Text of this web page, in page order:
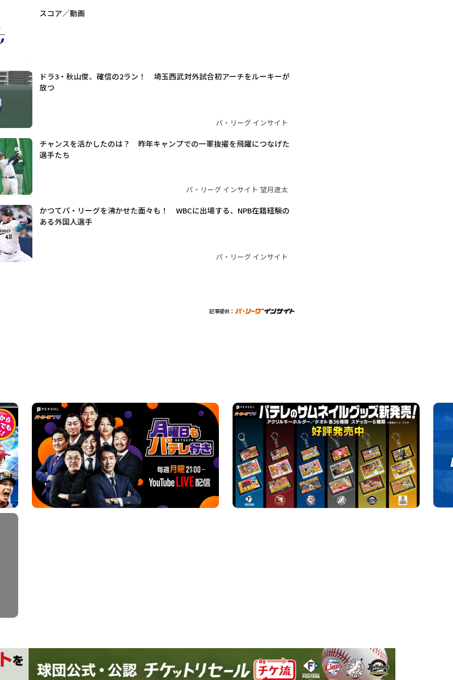
スコア／動画
ドラ3・秋山俊、確信の2ラン！ 埼玉西武対外試合初アーチをルーキーが
放つ
パ・リーグ インサイト
チャンスを活かしたのは？ 昨年キャンプでの一軍抜擢を飛躍につなげた
選手たち
パ・リーグ インサイト 望月遼太
かつてパ・リーグを沸かせた面々も！ WBCに出場する、NPB在籍経験の
ある外国人選手
パ・リーグ インサイト
記事提供：